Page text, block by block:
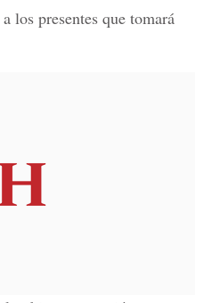
los presentes que tomará